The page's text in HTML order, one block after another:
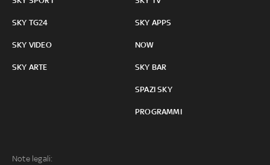
SKY TG24
SKY VIDEO
SKY ARTE
SKY APPS
NOW
SKY BAR
SPAZI SKY
PROGRAMMI
Note legali: